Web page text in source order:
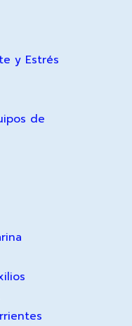
y Estrés
de